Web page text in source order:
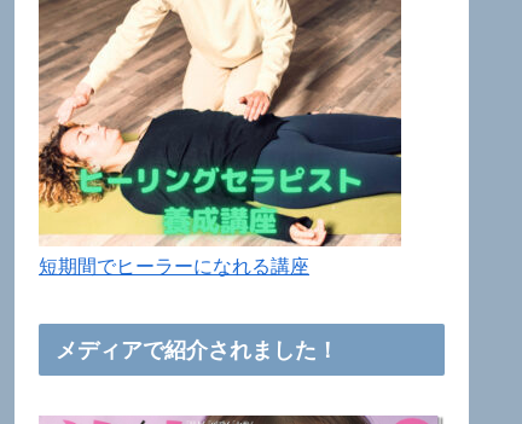
短期間でヒーラーになれる講座
メディアで紹介されました！